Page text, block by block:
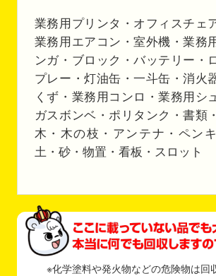
業務用プリンタ・オフィスチェ
業務用エアコン・室外機・業務
ンガ・ブロック・バッテリー・
プレー・灯油缶・一斗缶・消火
くず・業務用コンロ・業務用シ
ガスボンベ・ポリタンク・書類
木・木の枝・アンテナ・ペン
土・砂・物置・看板・スロット
※化学塗料や発火物などの危険物は回